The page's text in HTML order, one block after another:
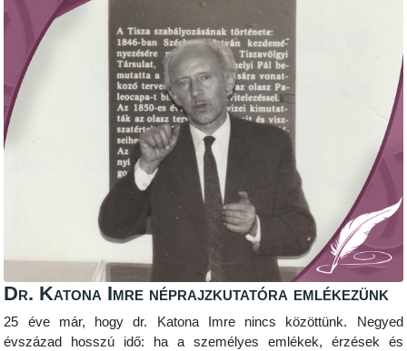
Dr. Katona Imre néprajzkutatóra emlékezünk
25 éve már, hogy dr. Katona Imre nincs közöttünk. Negyed
évszázad hosszú idő: ha a személyes emlékek, érzések és